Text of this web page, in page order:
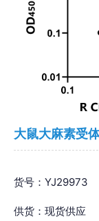
大鼠大麻素受
货号：YJ29973
供货：现货供应